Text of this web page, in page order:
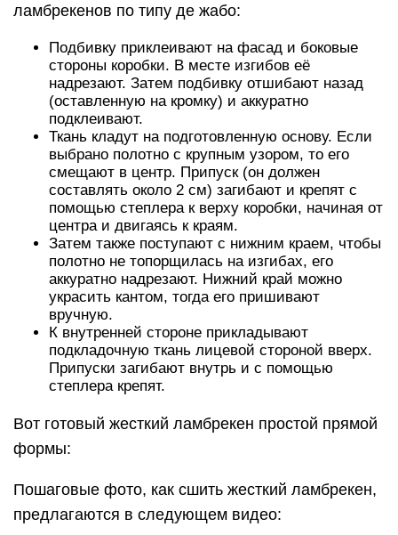
ламбрекенов по типу де жабо:
Подбивку приклеивают на фасад и боковые
стороны коробки. В месте изгибов её
надрезают. Затем подбивку отшибают назад
(оставленную на кромку) и аккуратно
подклеивают.
Ткань кладут на подготовленную основу. Если
выбрано полотно с крупным узором, то его
смещают в центр. Припуск (он должен
составлять около 2 см) загибают и крепят с
помощью степлера к верху коробки, начиная от
центра и двигаясь к краям.
Затем также поступают с нижним краем, чтобы
полотно не топорщилась на изгибах, его
аккуратно надрезают. Нижний край можно
украсить кантом, тогда его пришивают
вручную.
К внутренней стороне прикладывают
подкладочную ткань лицевой стороной вверх.
Припуски загибают внутрь и с помощью
степлера крепят.
Вот готовый жесткий ламбрекен простой прямой
формы:
Пошаговые фото, как сшить жесткий ламбрекен,
предлагаются в следующем видео: